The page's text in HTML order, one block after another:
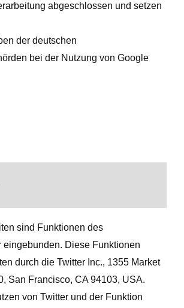
abgeschlossen und setzen
der deutschen
bei der Nutzung von Google
sind Funktionen des
eingebunden. Diese Funktionen
durch die Twitter Inc., 1355 Market
San Francisco, CA 94103, USA.
von Twitter und der Funktion